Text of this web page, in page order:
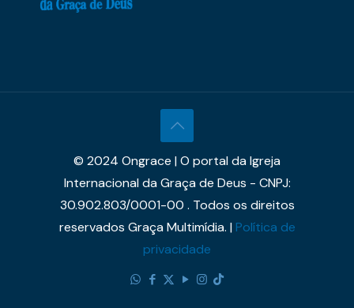
© 2024 Ongrace | O portal da Igreja
Internacional da Graça de Deus - CNPJ:
30.902.803/0001-00 . Todos os direitos
reservados Graça Multimídia. |Política de
privacidade